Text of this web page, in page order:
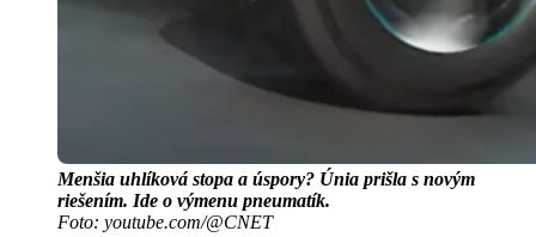
Menšia uhlíková stopa a úspory? Únia prišla s novým
riešením. Ide o výmenu pneumatík.
Foto: youtube.com/@CNET